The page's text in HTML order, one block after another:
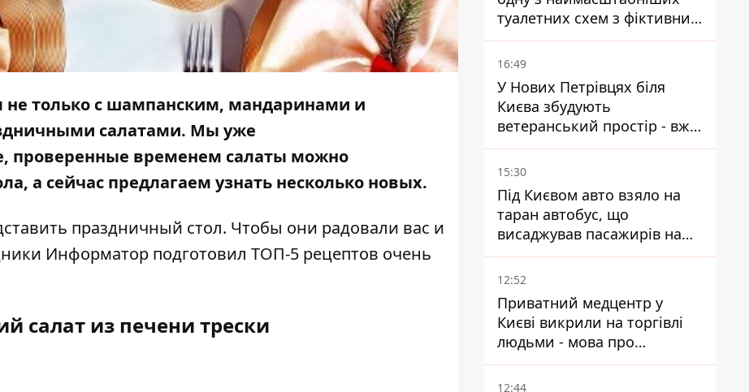
не только с шампанским, мандаринами и
салатами. Мы уже
проверенные временем салаты можно
а сейчас предлагаем узнать несколько новых.
праздничный стол. Чтобы они радовали вас и
Информатор подготовил ТОП-5 рецептов очень
салат из печени трески
туалетних схем з фіктивним
будинком
16:49
У Нових Петрівцях біля
Києва збудують
ветеранський простір - вже
знайшли проєктанта
15:30
Під Києвом авто взяло на
таран автобус, що
висаджував пасажирів на
зупинці - пасажирка в
лікарні
12:52
Приватний медцентр у
Києві викрили на торгівлі
людьми - мова про
сурогатне материнство
12:44